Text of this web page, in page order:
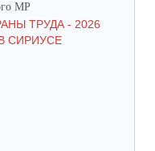
МР
ТРУДА - 2026
СИРИУСЕ